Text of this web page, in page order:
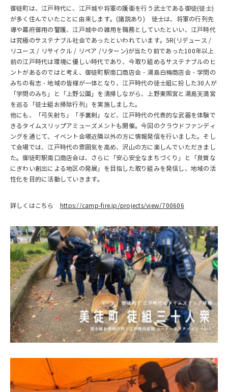
御徒町は、江戸時代に、江戸城や将軍の護衛を行う武士である御徒(徒士)
が多く住んでいたことに由来します。(諸説あり) 徒士は、将軍の行列先
導や幕府御用の警護、江戸城中の雑用を職務としていたといい、江戸時代
は究極のサステナブル社会であったといわれています。5R(リデュース /
リユース / リサイクル / リペア /リターン)が当たり前であった100年以上
前の江戸時代は環境に優しい時代であり、今取り組めるサステナブルのヒ
ントがあるのではと考え、御徒町駅南口商店会・湯島白梅商店会・学問の
みちの有志・地域の皆様が一体となり、江戸時代の徒士組に扮した30人が
「学問のみち」と「上野公園」を清掃しながら、上野東照宮と湯島天満宮
を巡る「徒士組お掃除行列」を実施しました。
他にも、「弓矢射ち」「手裏剣」など、江戸時代の代表的な武器を体験で
きるタイムスリップアミューズメントも開催。今回のクラウドファンディ
ングを通じて、イベント会場近隣以外の方に情報発信を行いました。そし
て会場では、江戸時代の雰囲気を高め、沢山の方に楽しんでいただきまし
た。御徒町駅南口商店会は、さらに「安心安全なまちづくり」と「良質な
にぎわい創出による地区の発展」を目指した取り組みを発信し、地域の活
性化を目的に活動していきます。
詳しくはこちら https://camp-fire.jp/projects/view/700606